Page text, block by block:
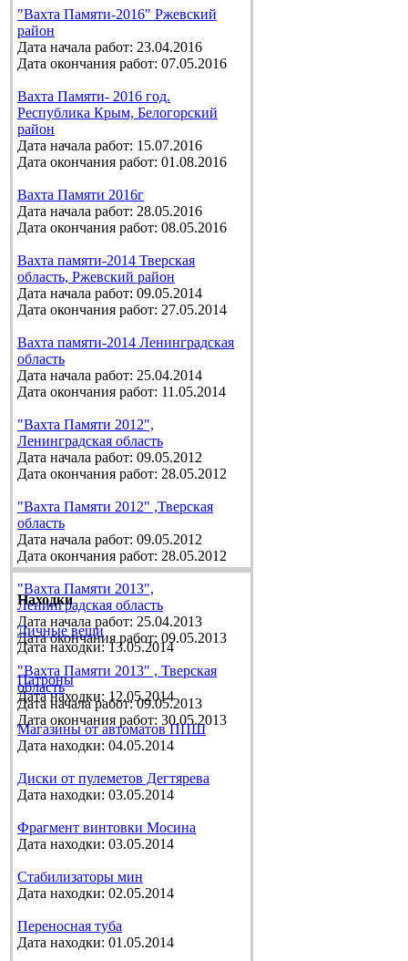
"Вахта Памяти-2016" Ржевский
район
Дата начала работ: 23.04.2016
Дата окончания работ: 07.05.2016
Вахта Памяти- 2016 год.
Республика Крым, Белогорский
район
Дата начала работ: 15.07.2016
Дата окончания работ: 01.08.2016
Вахта Памяти 2016г
Дата начала работ: 28.05.2016
Дата окончания работ: 08.05.2016
Вахта памяти-2014 Тверская
область, Ржевский район
Дата начала работ: 09.05.2014
Дата окончания работ: 27.05.2014
Вахта памяти-2014 Ленинградская
область
Дата начала работ: 25.04.2014
Дата окончания работ: 11.05.2014
"Вахта Памяти 2012",
Ленинградская область
Дата начала работ: 09.05.2012
Дата окончания работ: 28.05.2012
"Вахта Памяти 2012" ,Тверская
область
Дата начала работ: 09.05.2012
Дата окончания работ: 28.05.2012
"Вахта Памяти 2013",
Ленинградская область
Дата начала работ: 25.04.2013
Дата окончания работ: 09.05.2013
"Вахта Памяти 2013" , Тверская
область
Дата начала работ: 09.05.2013
Дата окончания работ: 30.05.2013
Находки
Личные вещи
Дата находки: 13.05.2014
Патроны
Дата находки: 12.05.2014
Магазины от автоматов ППШ
Дата находки: 04.05.2014
Диски от пулеметов Дегтярева
Дата находки: 03.05.2014
Фрагмент винтовки Мосина
Дата находки: 03.05.2014
Стабилизаторы мин
Дата находки: 02.05.2014
Переносная туба
Дата находки: 01.05.2014